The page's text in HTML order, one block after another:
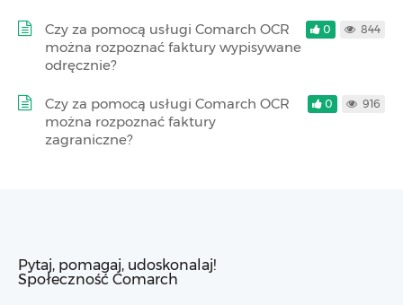
Czy za pomocą usługi Comarch OCR
można rozpoznać faktury wypisywane
odręcznie?
0 844
Czy za pomocą usługi Comarch OCR
można rozpoznać faktury
zagraniczne?
0 916
Pytaj, pomagaj, udoskonalaj!
Społeczność Comarch